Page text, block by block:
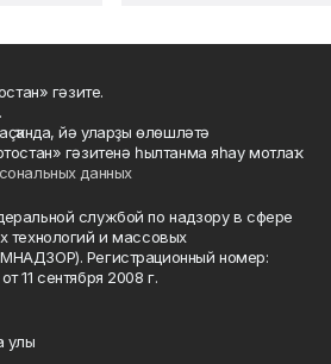
гәзите.
йә уларҙы өлөшләтә
гәзитенә һылтанма яһау мотлаҡ.
данных
службой по надзору в сфере
технологий и массовых
Регистрационный номер:
11 сентября 2008 г.
улы